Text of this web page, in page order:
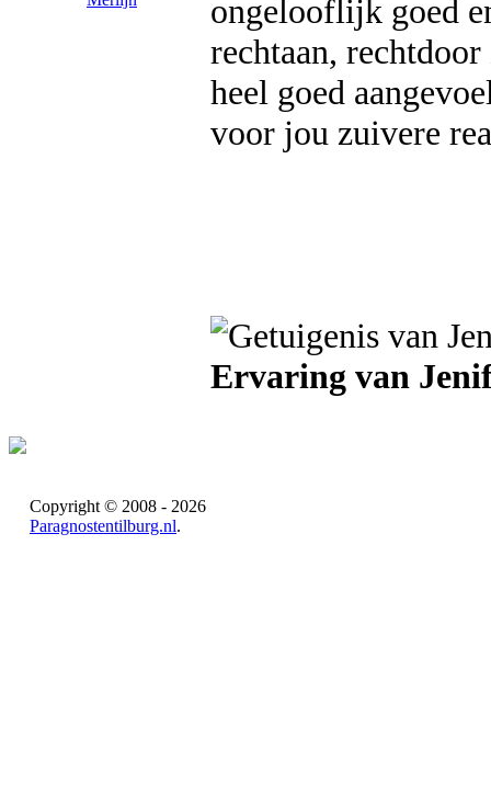
ongelooflijk goed
rechtaan,
heel goed
voor jou zuivere
Ervaring van
Copyright © 2008 - 2026
Paragnostentilburg.nl.